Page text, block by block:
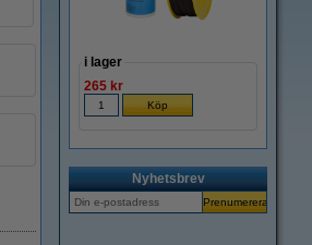
i lager
265 kr
Nyhetsbrev